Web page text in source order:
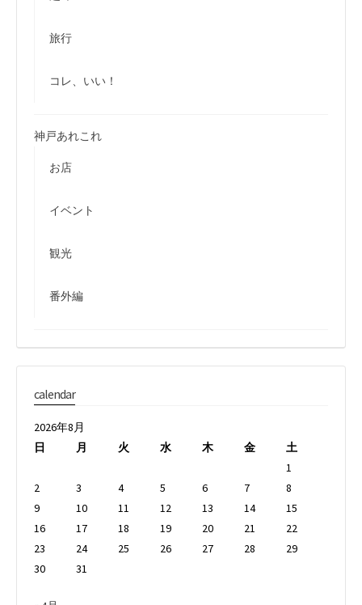
旅行
コレ、いい！
神戸あれこれ
お店
イベント
観光
番外編
calendar
2026年8月
日
月 火 水 木 金
土
1
2
3 4 5 6 7
8
9
10 11 12 13 14
15
16
17 18 19 20 21
22
23
24 25 26 27 28
29
30
31